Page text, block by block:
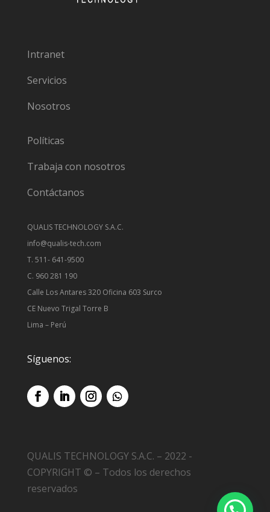
Intranet
Servicios
Nosotros
Políticas
Trabaja con nosotros
Contáctanos
QUALIS TECHNOLOGY S.A.C.
info@qualis-tech.com
T. 511- 641-9500
C. 960 281 190
Calle Los Antares 320 Oficina 603 Surco
CE Nuevo Trigal Torre B
Lima – Perú
Síguenos:
QUALIS TECHNOLOGY S.A.C. – 2022 -
COPYRIGHT © – Todos los derechos
reservados